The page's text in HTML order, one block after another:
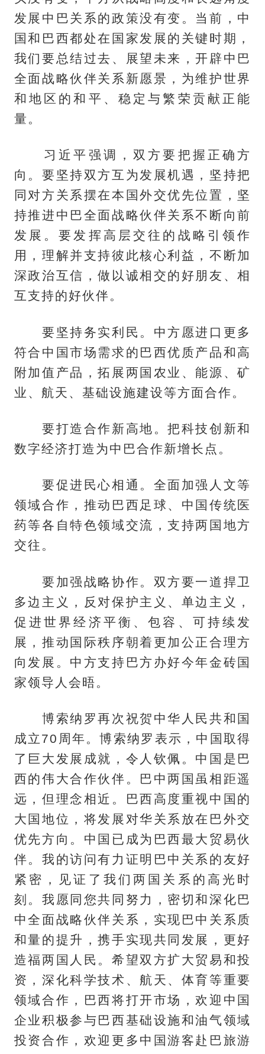
发展中巴关系的政策没有变。当前，中
国和巴西都处在国家发展的关键时期，
我们要总结过去、展望未来，开辟中巴
全面战略伙伴关系新愿景，为维护世界
和地区的和平、稳定与繁荣贡献正能
量。
习近平强调，双方要把握正确方
向。要坚持双方互为发展机遇，坚持把
同对方关系摆在本国外交优先位置，坚
持推进中巴全面战略伙伴关系不断向前
发展。要发挥高层交往的战略引领作
用，理解并支持彼此核心利益，不断加
深政治互信，做以诚相交的好朋友、相
互支持的好伙伴。
要坚持务实利民。中方愿进口更多
符合中国市场需求的巴西优质产品和高
附加值产品，拓展两国农业、能源、矿
业、航天、基础设施建设等方面合作。
要打造合作新高地。把科技创新和
数字经济打造为中巴合作新增长点。
要促进民心相通。全面加强人文等
领域合作，推动巴西足球、中国传统医
药等各自特色领域交流，支持两国地方
交往。
要加强战略协作。双方要一道捍卫
多边主义，反对保护主义、单边主义，
促进世界经济平衡、包容、可持续发
展，推动国际秩序朝着更加公正合理方
向发展。中方支持巴方办好今年金砖国
家领导人会晤。
博索纳罗再次祝贺中华人民共和国
成立70周年。博索纳罗表示，中国取得
了巨大发展成就，令人钦佩。中国是巴
西的伟大合作伙伴。巴中两国虽相距遥
远，但理念相近。巴西高度重视中国的
大国地位，将发展对华关系放在巴外交
优先方向。中国已成为巴西最大贸易伙
伴。我的访问有力证明巴中关系的友好
紧密，见证了我们两国关系的高光时
刻。我愿同您共同努力，密切和深化巴
中全面战略伙伴关系，实现巴中关系质
和量的提升，携手实现共同发展，更好
造福两国人民。希望双方扩大贸易和投
资，深化科学技术、航天、体育等重要
领域合作，巴西将打开市场，欢迎中国
企业积极参与巴西基础设施和油气领域
投资合作，欢迎更多中国游客赴巴旅游